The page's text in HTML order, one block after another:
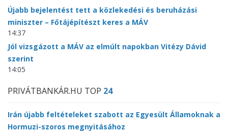
Újabb bejelentést tett a közlekedési és beruházási
miniszter – Főtájépítészt keres a MÁV
14:37
Jól vizsgázott a MÁV az elmúlt napokban Vitézy Dávid
szerint
14:05
PRIVÁTBANKÁR.HU TOP 24
Irán újabb feltételeket szabott az Egyesült Államoknak a
Hormuzi-szoros megnyitásához